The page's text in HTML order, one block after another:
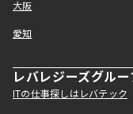
大阪
愛知
レバレジーズグル
ITの仕事探しはレバテック